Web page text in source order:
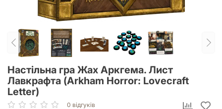
Настільна гра Жах Аркгема. Лист
Лавкрафта (Arkham Horror: Lovecraft
Letter)
0 відгуків